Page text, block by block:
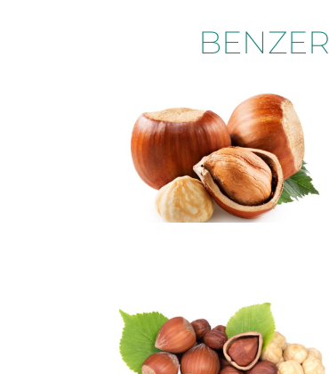
BENZER